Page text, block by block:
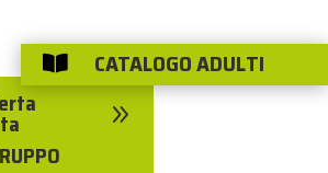
9
 CATALOGO ADULTI